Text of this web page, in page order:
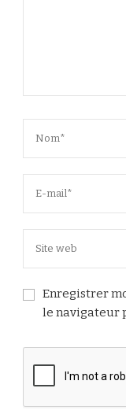
Enregistrer
le navigateur